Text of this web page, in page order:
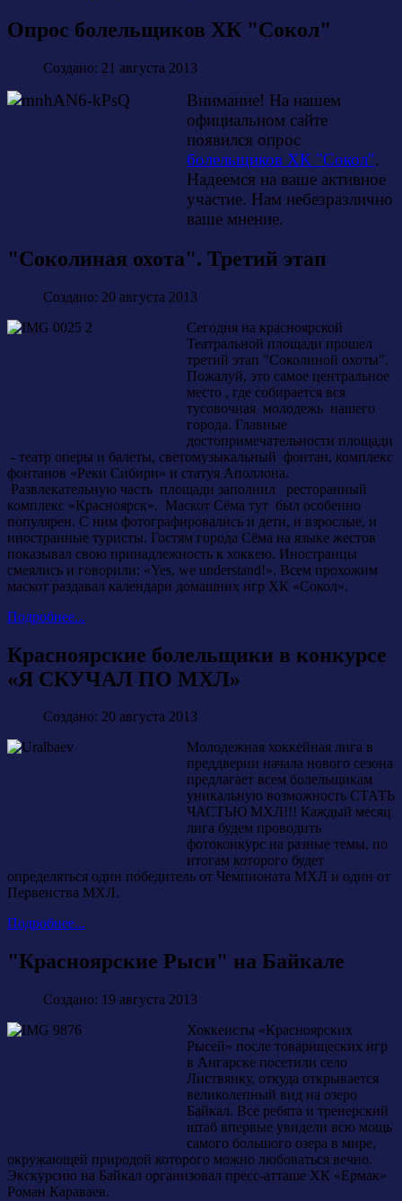
Опрос болельщиков ХК "Сокол"
Создано: 21 августа 2013
Внимание! На нашем
официальном сайте
появился опрос
болельщиков ХК "Сокол".
Надеемся на ваше активное
участие. Нам небезразлично
ваше мнение.
"Соколиная охота". Третий этап
Создано: 20 августа 2013
Сегодня на красноярской
Театральной площади прошел
третий этап "Соколиной охоты".
Пожалуй, это самое центральное
место , где собирается вся
тусовочная молодежь нашего
города. Главные
достопримечательности площади
- театр оперы и балеты, светомузыкальный фонтан, комплекс
фонтанов «Реки Сибири» и статуя Аполлона.
Развлекательную часть площади заполнил ресторанный
комплекс «Красноярск». Маскот Сёма тут был особенно
популярен. С ним фотографировались и дети, и взрослые, и
иностранные туристы. Гостям города Сёма на языке жестов
показывал свою принадлежность к хоккею. Иностранцы
смеялись и говорили: «Yes, we understand!». Всем прохожим
маскот раздавал календари домашних игр ХК «Сокол».
Подробнее...
Красноярские болельщики в конкурсе
«Я СКУЧАЛ ПО МХЛ»
Создано: 20 августа 2013
Молодежная хоккейная лига в
преддверии начала нового сезона
предлагает всем болельщикам
уникальную возможность СТАТЬ
ЧАСТЬЮ МХЛ!!! Каждый месяц
лига будем проводить
фотоконкурс на разные темы, по
итогам которого будет
определяться один победитель от Чемпионата МХЛ и один от
Первенства МХЛ.
Подробнее...
"Красноярские Рыси" на Байкале
Создано: 19 августа 2013
Хоккеисты «Красноярских
Рысей» после товарищеских игр
в Ангарске посетили село
Листвянку, откуда открывается
великолепный вид на озеро
Байкал. Все ребята и тренерский
штаб впервые увидели всю мощь
самого большого озера в мире,
окружающей природой которого можно любоваться вечно.
Экскурсию на Байкал организовал пресс-атташе ХК «Ермак»
Роман Караваев.